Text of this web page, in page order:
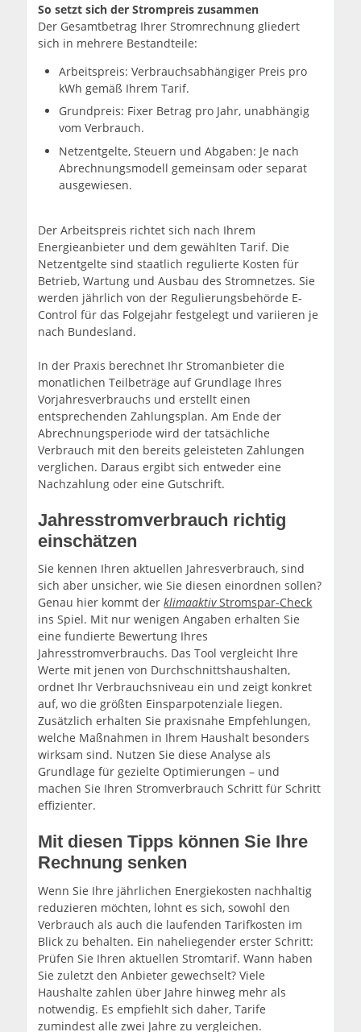
So setzt sich der Strompreis zusammen
Der Gesamtbetrag Ihrer Stromrechnung gliedert
sich in mehrere Bestandteile:
Arbeitspreis: Verbrauchsabhängiger Preis pro
kWh gemäß Ihrem Tarif.
Grundpreis: Fixer Betrag pro Jahr, unabhängig
vom Verbrauch.
Netzentgelte, Steuern und Abgaben: Je nach
Abrechnungsmodell gemeinsam oder separat
ausgewiesen.
Der Arbeitspreis richtet sich nach Ihrem
Energieanbieter und dem gewählten Tarif. Die
Netzentgelte sind staatlich regulierte Kosten für
Betrieb, Wartung und Ausbau des Stromnetzes. Sie
werden jährlich von der Regulierungsbehörde E-
Control für das Folgejahr festgelegt und variieren je
nach Bundesland.
In der Praxis berechnet Ihr Stromanbieter die
monatlichen Teilbeträge auf Grundlage Ihres
Vorjahresverbrauchs und erstellt einen
entsprechenden Zahlungsplan. Am Ende der
Abrechnungsperiode wird der tatsächliche
Verbrauch mit den bereits geleisteten Zahlungen
verglichen. Daraus ergibt sich entweder eine
Nachzahlung oder eine Gutschrift.
Jahresstromverbrauch richtig
einschätzen
Sie kennen Ihren aktuellen Jahresverbrauch, sind
sich aber unsicher, wie Sie diesen einordnen sollen?
Genau hier kommt derklimaaktivStromspar-Check
ins Spiel. Mit nur wenigen Angaben erhalten Sie
eine fundierte Bewertung Ihres
Jahresstromverbrauchs. Das Tool vergleicht Ihre
Werte mit jenen von Durchschnittshaushalten,
ordnet Ihr Verbrauchsniveau ein und zeigt konkret
auf, wo die größten Einsparpotenziale liegen.
Zusätzlich erhalten Sie praxisnahe Empfehlungen,
welche Maßnahmen in Ihrem Haushalt besonders
wirksam sind. Nutzen Sie diese Analyse als
Grundlage für gezielte Optimierungen – und
machen Sie Ihren Stromverbrauch Schritt für Schritt
effizienter.
Mit diesen Tipps können Sie Ihre
Rechnung senken
Wenn Sie Ihre jährlichen Energiekosten nachhaltig
reduzieren möchten, lohnt es sich, sowohl den
Verbrauch als auch die laufenden Tarifkosten im
Blick zu behalten. Ein naheliegender erster Schritt:
Prüfen Sie Ihren aktuellen Stromtarif. Wann haben
Sie zuletzt den Anbieter gewechselt? Viele
Haushalte zahlen über Jahre hinweg mehr als
notwendig. Es empfiehlt sich daher, Tarife
zumindest alle zwei Jahre zu vergleichen.